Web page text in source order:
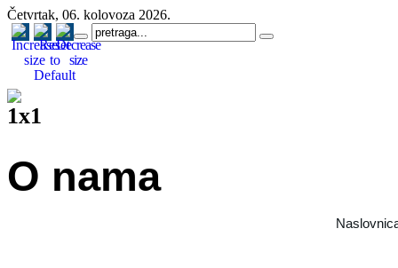
Četvrtak, 06. kolovoza 2026.
O nama